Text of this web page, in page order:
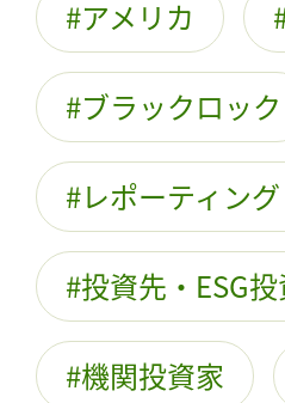
アメリカ
ブラックロック
レポーティン
投資先・ESG
機関投資家